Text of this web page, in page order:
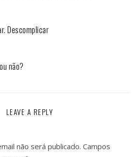
Descomplicar
não?
LEAVE A REPLY
não será publicado. Campos